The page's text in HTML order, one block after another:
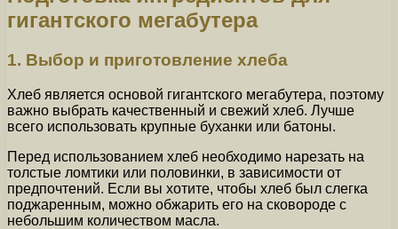
гигантского мегабутера
1. Выбор и приготовление хлеба
Хлеб является основой гигантского мегабутера, поэтому
важно выбрать качественный и свежий хлеб. Лучше
всего использовать крупные буханки или батоны.
Перед использованием хлеб необходимо нарезать на
толстые ломтики или половинки, в зависимости от
предпочтений. Если вы хотите, чтобы хлеб был слегка
поджаренным, можно обжарить его на сковороде с
небольшим количеством масла.